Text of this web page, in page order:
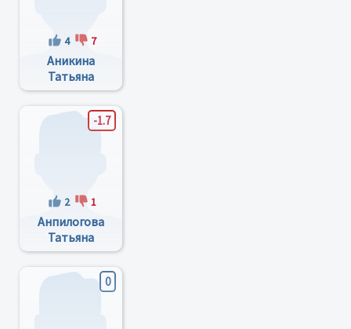
4 7
Аникина
Татьяна
Александровна
-1.7
2 1
Анпилогова
Татьяна
Юрьевна
0